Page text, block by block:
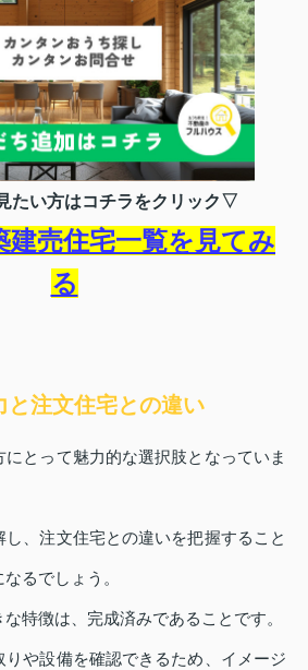
たい方はコチラをクリック▽
建売住宅一覧を見てみ
る
と注文住宅との違い
とって魅力的な選択肢となっていま
、注文住宅との違いを把握すること
るでしょう。
特徴は、完成済みであることです。
や設備を確認できるため、イメージ